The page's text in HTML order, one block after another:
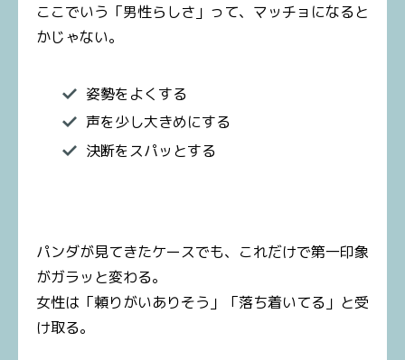
ここでいう「男性らしさ」って、マッチョになると
かじゃない。
姿勢をよくする
声を少し大きめにする
決断をスパッとする
パンダが見てきたケースでも、これだけで第一印象
がガラッと変わる。
女性は「頼りがいありそう」「落ち着いてる」と受
け取る。